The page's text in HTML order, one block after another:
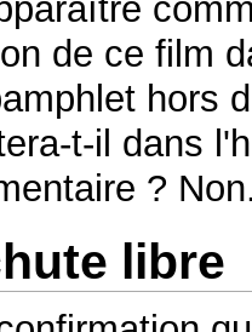
de ce film
hors
t-il dans
?
libre